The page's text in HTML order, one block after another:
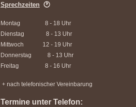
Sprechzeiten 🕐
Montag 8 - 18 Uhr
Dienstag 8 - 13 Uhr
Mittwoch 12 - 19 Uhr
Donnerstag 8 - 13 Uhr
Freitag 8 - 16 Uhr
+ nach telefonischer Vereinbarung
Termine unter Telefon: